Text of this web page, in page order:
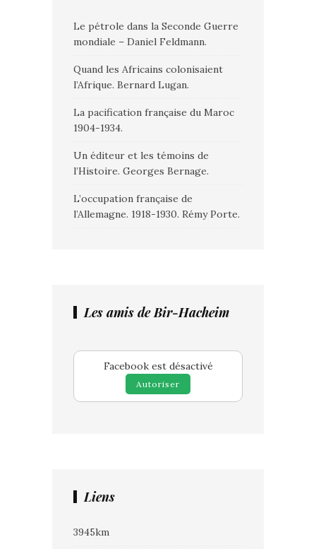
Le pétrole dans la Seconde Guerre
mondiale – Daniel Feldmann.
Quand les Africains colonisaient
l’Afrique. Bernard Lugan.
La pacification française du Maroc
1904-1934.
Un éditeur et les témoins de
l’Histoire. Georges Bernage.
L’occupation française de
l’Allemagne. 1918-1930. Rémy Porte.
Les amis de Bir-Hacheim
Facebook est désactivé
Autoriser
Liens
3945km